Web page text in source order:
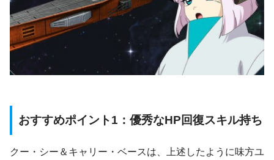
おすすめポイント1：優秀なHP回復スキル持ち
クー・シー＆キャリー・ベースは、上述したように味方ユ